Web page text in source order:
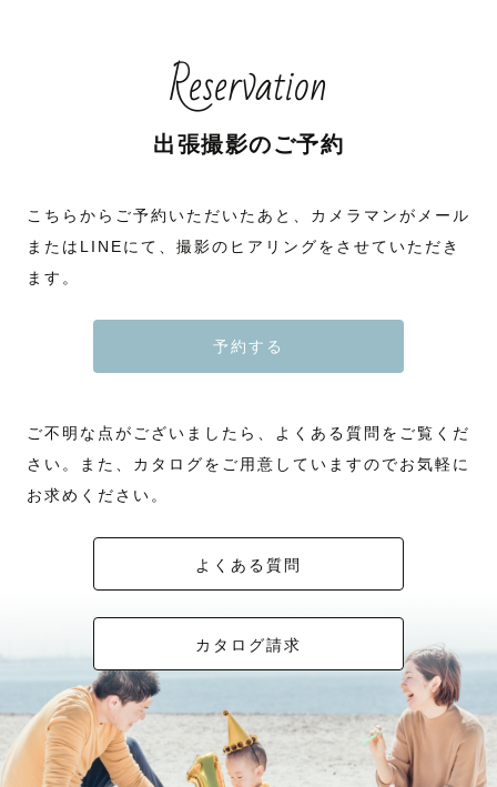
Reservation
出張撮影のご予約
こちらからご予約いただいたあと、カメラマンがメール
またはLINEにて、撮影のヒアリングをさせていただき
ます。
予約する
ご不明な点がございましたら、よくある質問をご覧くだ
さい。また、カタログをご用意していますのでお気軽に
お求めください。
よくある質問
カタログ請求